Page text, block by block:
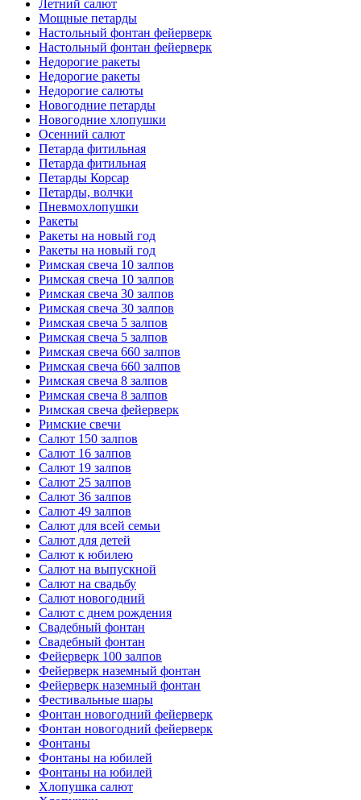
Летний салют
Мощные петарды
Настольный фонтан фейерверк
Настольный фонтан фейерверк
Недорогие ракеты
Недорогие ракеты
Недорогие салюты
Новогодние петарды
Новогодние хлопушки
Осенний салют
Петарда фитильная
Петарда фитильная
Петарды Корсар
Петарды, волчки
Пневмохлопушки
Ракеты
Ракеты на новый год
Ракеты на новый год
Римская свеча 10 залпов
Римская свеча 10 залпов
Римская свеча 30 залпов
Римская свеча 30 залпов
Римская свеча 5 залпов
Римская свеча 5 залпов
Римская свеча 660 залпов
Римская свеча 660 залпов
Римская свеча 8 залпов
Римская свеча 8 залпов
Римская свеча фейерверк
Римские свечи
Салют 150 залпов
Салют 16 залпов
Салют 19 залпов
Салют 25 залпов
Салют 36 залпов
Салют 49 залпов
Салют для всей семьи
Салют для детей
Салют к юбилею
Салют на выпускной
Салют на свадьбу
Салют новогодний
Салют с днем рождения
Свадебный фонтан
Свадебный фонтан
Фейерверк 100 залпов
Фейерверк наземный фонтан
Фейерверк наземный фонтан
Фестивальные шары
Фонтан новогодний фейерверк
Фонтан новогодний фейерверк
Фонтаны
Фонтаны на юбилей
Фонтаны на юбилей
Хлопушка салют